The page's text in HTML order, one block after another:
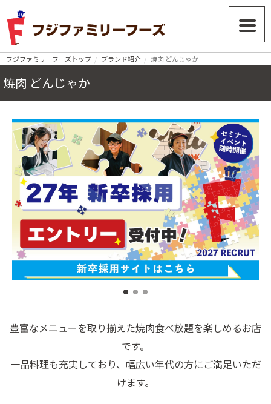
フジファミリーフーズトップ ブランド紹介 焼肉 どんじゃか
焼肉 どんじゃか
豊富なメニューを取り揃えた焼肉食べ放題を楽しめるお店
です。
一品料理も充実しており、幅広い年代の方にご満足いただ
けます。